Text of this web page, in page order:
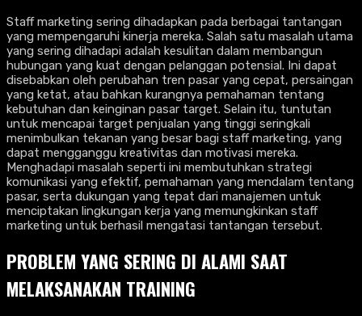
Staff marketing sering dihadapkan pada berbagai tantangan
yang mempengaruhi kinerja mereka. Salah satu masalah utama
yang sering dihadapi adalah kesulitan dalam membangun
hubungan yang kuat dengan pelanggan potensial. Ini dapat
disebabkan oleh perubahan tren pasar yang cepat, persaingan
yang ketat, atau bahkan kurangnya pemahaman tentang
kebutuhan dan keinginan pasar target. Selain itu, tuntutan
untuk mencapai target penjualan yang tinggi seringkali
menimbulkan tekanan yang besar bagi staff marketing, yang
dapat mengganggu kreativitas dan motivasi mereka.
Menghadapi masalah seperti ini membutuhkan strategi
komunikasi yang efektif, pemahaman yang mendalam tentang
pasar, serta dukungan yang tepat dari manajemen untuk
menciptakan lingkungan kerja yang memungkinkan staff
marketing untuk berhasil mengatasi tantangan tersebut.
PROBLEM YANG SERING DI ALAMI SAAT
MELAKSANAKAN TRAINING